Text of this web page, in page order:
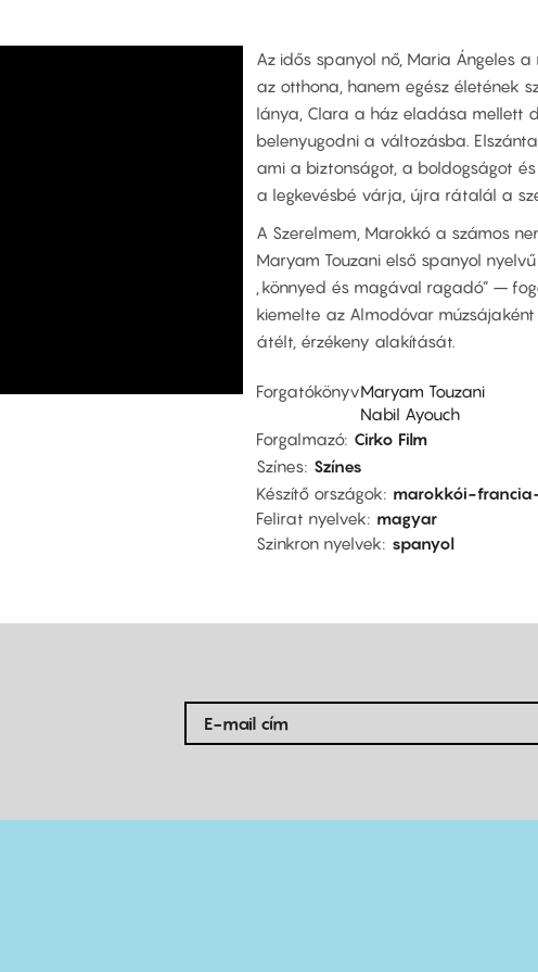
Az idős spanyol nő, Maria Ángeles
az otthona, hanem egész életének
lánya, Clara a ház eladása mellett
belenyugodni a változásba.
ami a biztonságot, a boldogságot
a legkevésbé várja, újra rátalál a
A Szerelmem, Marokkó a számos
Maryam Touzani első spanyol
„könnyed és magával ragadó” –
kiemelte az Almodóvar
átélt, érzékeny alakítását.
ForgatókönyvMaryam Touzani
Nabil Ayouch
Forgalmazó Cirko Film
Színes Színes
Készítő országok
marokkói-
Felirat nyelvek
magyar
Szinkron nyelvek
spanyol